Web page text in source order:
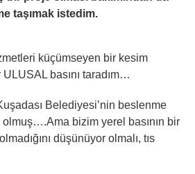
taşımak istedim.
küçümseyen bir kesim
basını taradım…
Belediyesi’nin beslenme
olmuş….Ama bizim yerel basının bir
düşünüyor olmalı, tıs